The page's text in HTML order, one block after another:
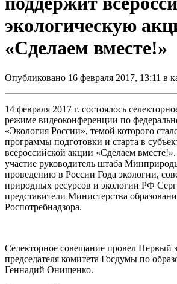
экологическую
«Сделаем вместе!»
Опубликовано 16 февраля 2017, 13:11 в
14 февраля 2017 г. состоялось
режиме видеоконференции по
«Экология России», темой которого
программы подготовки и старта в
всероссийской акции «Сделаем
участие руководитель штаба
проведению в России Года экологии,
природных ресурсов и экологии РФ
представители Министерства
Роспотребнадзора.
Селекторное совещание провел Первый
председателя комитета Госдумы по
Геннадий Онищенко.